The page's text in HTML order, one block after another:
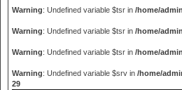
Warning: Undefined variable $tsr in /home/
Warning: Undefined variable $tsr in /home/
Warning: Undefined variable $tsr in /home/
Warning: Undefined variable $srv in /home/
29